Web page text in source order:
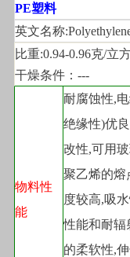
PE塑料
英文名称
比重:0.94-0.96克/立
干燥条件：---
物料性
能
耐腐蚀性,
绝缘性)优
改性,可用
聚乙烯的熔
度较高,吸
性能和耐辐
的柔软性,